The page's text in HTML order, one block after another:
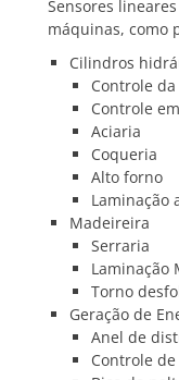
Sensores
máquinas, como
Cilindros
Controle
Controle
Aciaria
Coqueria
Alto forno
Laminação
Madeireira
Serraria
Laminação
Torno
Geração de
Anel de
Controle de